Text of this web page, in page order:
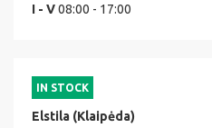
I - V08:00 - 17:00
IN STOCK
Elstila (Klaipėda)